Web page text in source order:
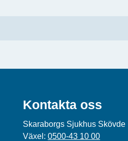
Kontakta oss
Skaraborgs Sjukhus Skövde
Växel: 0500-43 10 00